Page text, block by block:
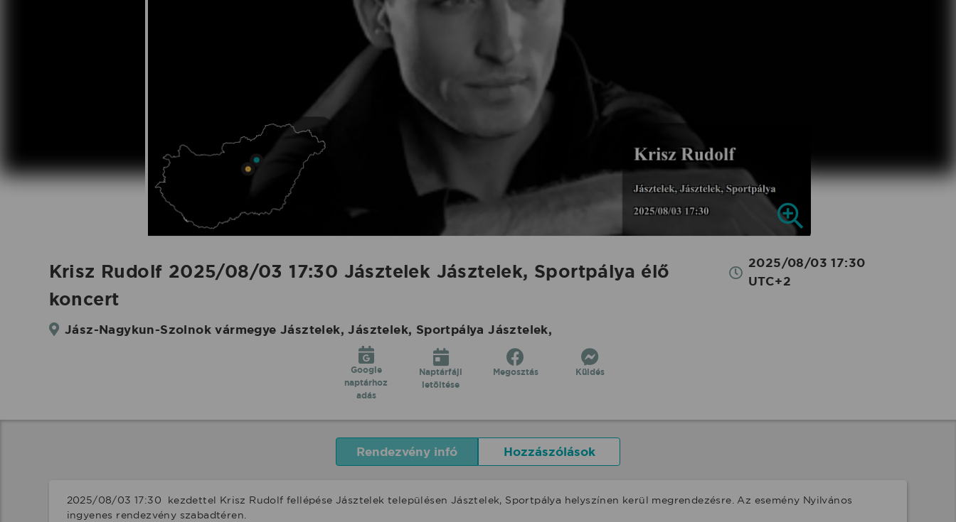
Krisz Rudolf 2025/08/03 17:30 Jásztelek Jásztelek, Sportpálya élő
koncert
2025/08/03 17:30
UTC+2
Jász-Nagykun-Szolnok vármegye Jásztelek, Jásztelek, Sportpálya Jásztelek,
Google
naptárhoz
adás
Naptárfájl
letöltése
Megosztás Küldés
Rendezvény infó Hozzászólások
2025/08/03 17:30  kezdettel Krisz Rudolf fellépése Jásztelek településen Jásztelek, Sportpálya helyszínen kerül megrendezésre. Az esemény Nyilvános
ingyenes rendezvény szabadtéren.